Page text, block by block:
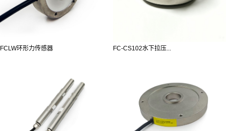
FCLW环形力传感器 FC-CS102水下拉压...